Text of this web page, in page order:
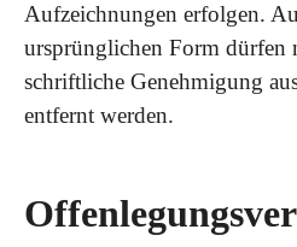
Aufzeichnungen erfolgen.
ursprünglichen Form dürfen
schriftliche Genehmigung
entfernt werden.